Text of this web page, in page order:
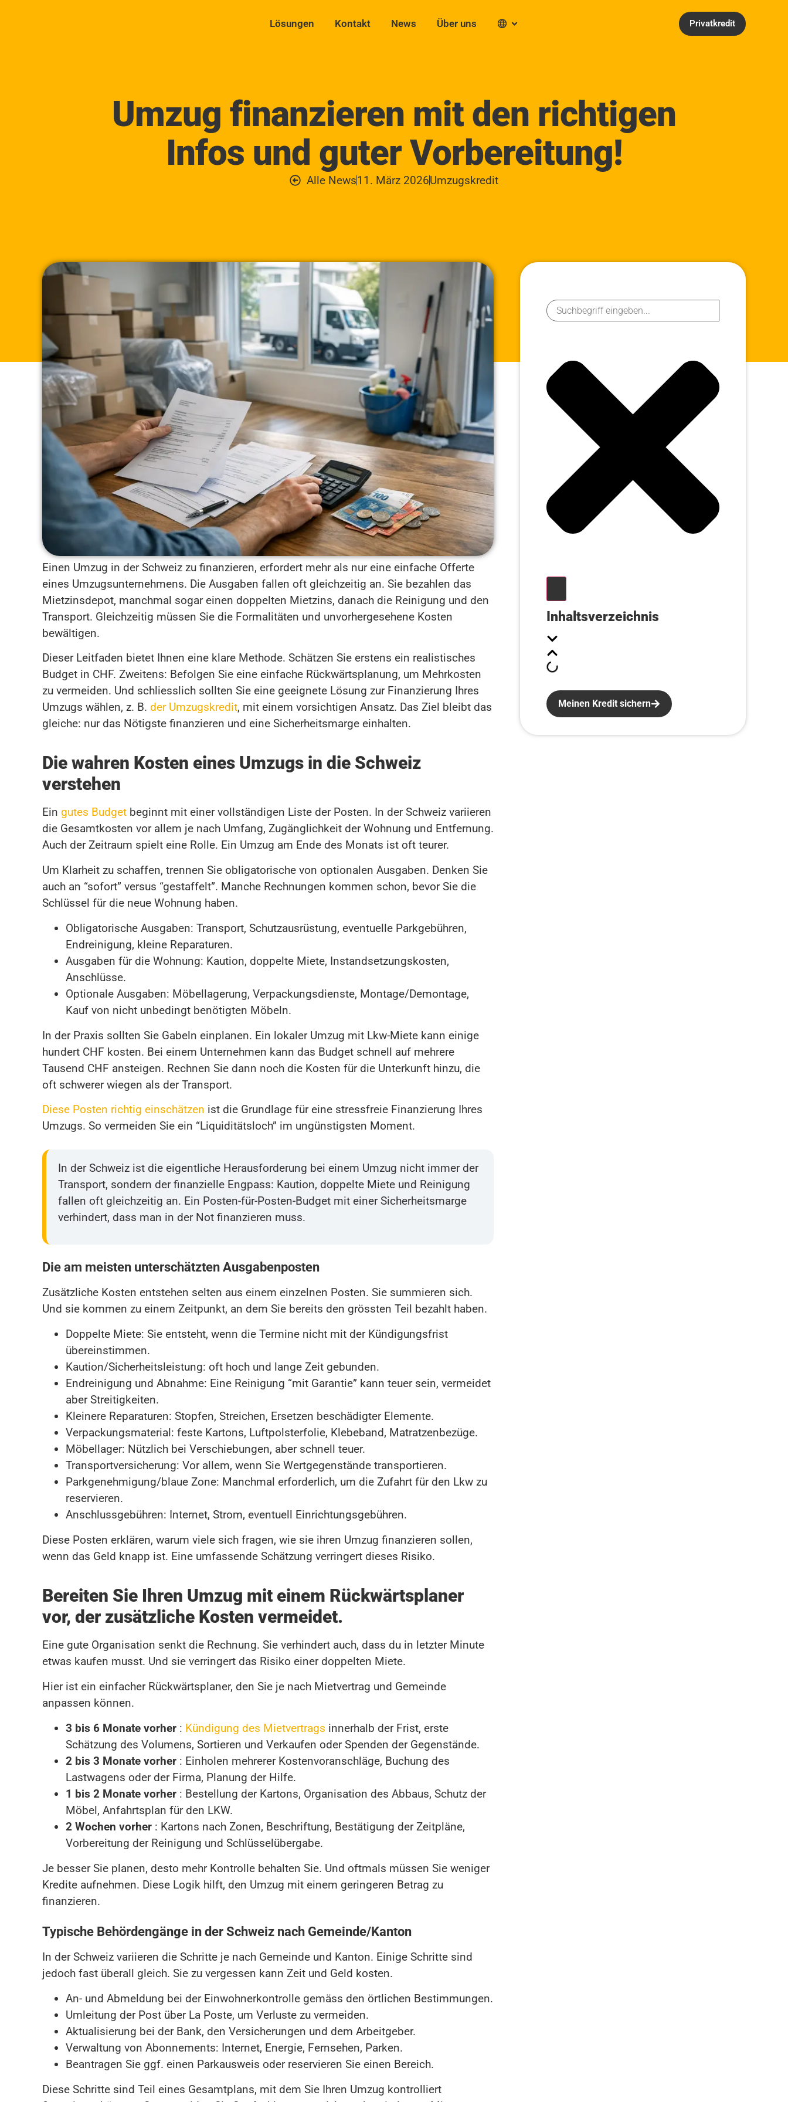
Lösungen Kontakt News Über uns Privatkredit
Umzug finanzieren mit den richtigen
Infos und guter Vorbereitung!
Alle News11. März 2026Umzugskredit
Einen Umzug in der Schweiz zu finanzieren, erfordert mehr als nur eine einfache Offerte
eines Umzugsunternehmens. Die Ausgaben fallen oft gleichzeitig an. Sie bezahlen das
Mietzinsdepot, manchmal sogar einen doppelten Mietzins, danach die Reinigung und den
Transport. Gleichzeitig müssen Sie die Formalitäten und unvorhergesehene Kosten
bewältigen.
Dieser Leitfaden bietet Ihnen eine klare Methode. Schätzen Sie erstens ein realistisches
Budget in CHF. Zweitens: Befolgen Sie eine einfache Rückwärtsplanung, um Mehrkosten
zu vermeiden. Und schliesslich sollten Sie eine geeignete Lösung zur Finanzierung Ihres
Umzugs wählen, z. B. der Umzugskredit, mit einem vorsichtigen Ansatz. Das Ziel bleibt das
gleiche: nur das Nötigste finanzieren und eine Sicherheitsmarge einhalten.
Die wahren Kosten eines Umzugs in die Schweiz
verstehen
Ein gutes Budget beginnt mit einer vollständigen Liste der Posten. In der Schweiz variieren
die Gesamtkosten vor allem je nach Umfang, Zugänglichkeit der Wohnung und Entfernung.
Auch der Zeitraum spielt eine Rolle. Ein Umzug am Ende des Monats ist oft teurer.
Um Klarheit zu schaffen, trennen Sie obligatorische von optionalen Ausgaben. Denken Sie
auch an “sofort” versus “gestaffelt”. Manche Rechnungen kommen schon, bevor Sie die
Schlüssel für die neue Wohnung haben.
Obligatorische Ausgaben: Transport, Schutzausrüstung, eventuelle Parkgebühren,
Endreinigung, kleine Reparaturen.
Ausgaben für die Wohnung: Kaution, doppelte Miete, Instandsetzungskosten,
Anschlüsse.
Optionale Ausgaben: Möbellagerung, Verpackungsdienste, Montage/Demontage,
Kauf von nicht unbedingt benötigten Möbeln.
In der Praxis sollten Sie Gabeln einplanen. Ein lokaler Umzug mit Lkw-Miete kann einige
hundert CHF kosten. Bei einem Unternehmen kann das Budget schnell auf mehrere
Tausend CHF ansteigen. Rechnen Sie dann noch die Kosten für die Unterkunft hinzu, die
oft schwerer wiegen als der Transport.
Diese Posten richtig einschätzen ist die Grundlage für eine stressfreie Finanzierung Ihres
Umzugs. So vermeiden Sie ein “Liquiditätsloch” im ungünstigsten Moment.
In der Schweiz ist die eigentliche Herausforderung bei einem Umzug nicht immer der
Transport, sondern der finanzielle Engpass: Kaution, doppelte Miete und Reinigung
fallen oft gleichzeitig an. Ein Posten-für-Posten-Budget mit einer Sicherheitsmarge
verhindert, dass man in der Not finanzieren muss.
Die am meisten unterschätzten Ausgabenposten
Zusätzliche Kosten entstehen selten aus einem einzelnen Posten. Sie summieren sich.
Und sie kommen zu einem Zeitpunkt, an dem Sie bereits den grössten Teil bezahlt haben.
Doppelte Miete: Sie entsteht, wenn die Termine nicht mit der Kündigungsfrist
übereinstimmen.
Kaution/Sicherheitsleistung: oft hoch und lange Zeit gebunden.
Endreinigung und Abnahme: Eine Reinigung “mit Garantie” kann teuer sein, vermeidet
aber Streitigkeiten.
Kleinere Reparaturen: Stopfen, Streichen, Ersetzen beschädigter Elemente.
Verpackungsmaterial: feste Kartons, Luftpolsterfolie, Klebeband, Matratzenbezüge.
Möbellager: Nützlich bei Verschiebungen, aber schnell teuer.
Transportversicherung: Vor allem, wenn Sie Wertgegenstände transportieren.
Parkgenehmigung/blaue Zone: Manchmal erforderlich, um die Zufahrt für den Lkw zu
reservieren.
Anschlussgebühren: Internet, Strom, eventuell Einrichtungsgebühren.
Diese Posten erklären, warum viele sich fragen, wie sie ihren Umzug finanzieren sollen,
wenn das Geld knapp ist. Eine umfassende Schätzung verringert dieses Risiko.
Bereiten Sie Ihren Umzug mit einem Rückwärtsplaner
vor, der zusätzliche Kosten vermeidet.
Eine gute Organisation senkt die Rechnung. Sie verhindert auch, dass du in letzter Minute
etwas kaufen musst. Und sie verringert das Risiko einer doppelten Miete.
Hier ist ein einfacher Rückwärtsplaner, den Sie je nach Mietvertrag und Gemeinde
anpassen können.
3 bis 6 Monate vorher : Kündigung des Mietvertrags innerhalb der Frist, erste
Schätzung des Volumens, Sortieren und Verkaufen oder Spenden der Gegenstände.
2 bis 3 Monate vorher : Einholen mehrerer Kostenvoranschläge, Buchung des
Lastwagens oder der Firma, Planung der Hilfe.
1 bis 2 Monate vorher : Bestellung der Kartons, Organisation des Abbaus, Schutz der
Möbel, Anfahrtsplan für den LKW.
2 Wochen vorher : Kartons nach Zonen, Beschriftung, Bestätigung der Zeitpläne,
Vorbereitung der Reinigung und Schlüsselübergabe.
Je besser Sie planen, desto mehr Kontrolle behalten Sie. Und oftmals müssen Sie weniger
Kredite aufnehmen. Diese Logik hilft, den Umzug mit einem geringeren Betrag zu
finanzieren.
Typische Behördengänge in der Schweiz nach Gemeinde/Kanton
In der Schweiz variieren die Schritte je nach Gemeinde und Kanton. Einige Schritte sind
jedoch fast überall gleich. Sie zu vergessen kann Zeit und Geld kosten.
An- und Abmeldung bei der Einwohnerkontrolle gemäss den örtlichen Bestimmungen.
Umleitung der Post über La Poste, um Verluste zu vermeiden.
Aktualisierung bei der Bank, den Versicherungen und dem Arbeitgeber.
Verwaltung von Abonnements: Internet, Energie, Fernsehen, Parken.
Beantragen Sie ggf. einen Parkausweis oder reservieren Sie einen Bereich.
Diese Schritte sind Teil eines Gesamtplans, mit dem Sie Ihren Umzug kontrolliert
Inhaltsverzeichnis
Meinen Kredit sichern